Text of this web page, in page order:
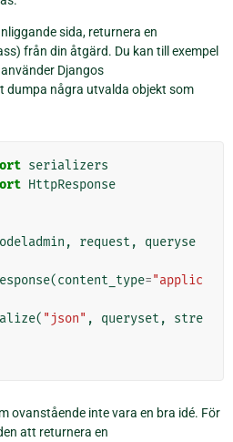
sida, returnera en
från din åtgärd. Du kan till exempel
Djangos
dumpa några utvalda objekt som
serializers
HttpResponse
, request ,
queryse
(content_type="applic
( "json" , queryset ,
stre
ovanstående inte vara en bra idé. För
att returnera en